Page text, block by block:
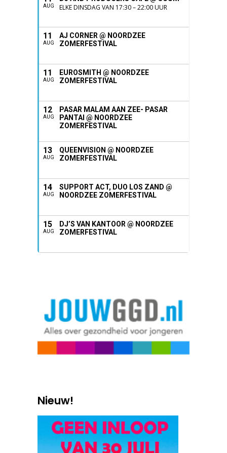
AUG ELKE DINSDAG VAN 17:30 – 22:00 UUR
11
AUG
AJ CORNER @ NOORDZEE
ZOMERFESTIVAL
11
AUG
EUROSMITH @ NOORDZEE
ZOMERFESTIVAL
12
AUG
PASAR MALAM AAN ZEE- PASAR
PANTAI @ NOORDZEE
ZOMERFESTIVAL
13
AUG
QUEENVISION @ NOORDZEE
ZOMERFESTIVAL
14
AUG
SUPPORT ACT, DUO LOS ZAND @
NOORDZEE ZOMERFESTIVAL
15
AUG
DJ’S VAN KANTOOR @ NOORDZEE
ZOMERFESTIVAL
Nieuw!